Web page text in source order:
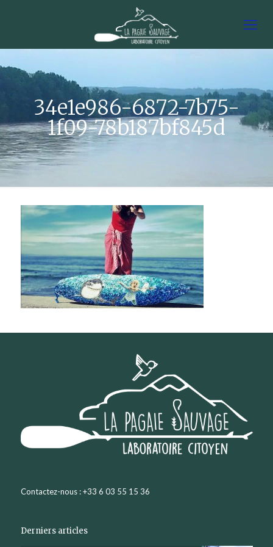
34e1e986-6872-7b75-
1f09-78b187bf845d
Contactez-nous : +33 6 03 55 15 36
Derniers articles